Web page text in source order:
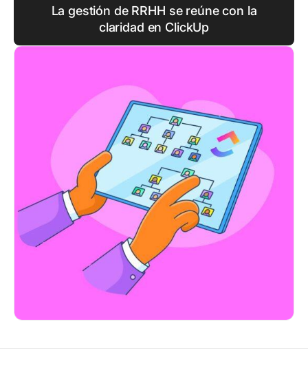
La gestión de RRHH se reúne con la
claridad en ClickUp